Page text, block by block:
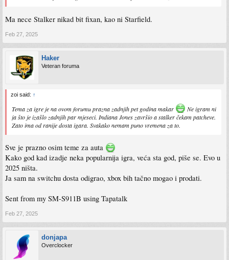
Ma nece Stalker nikad bit fixan, kao ni Starfield.
Feb 27, 2025
Haker
Veteran foruma
zoi said: ↑
Tema za igre je na ovom forumu prazna zadnjih pet godina makar
Ne igram ni
ja što je izašlo zadnjih par mjeseci. Indiana Jones završio a stalker čekam patcheve.
Zato ima od ranije dosta igara. Svakako nemam puno vremena za to.
Sve je prazno osim teme za auta
Kako god kad izadje neka popularnija igra, veća sta god, piše se. Evo u
2025 ništa.
Ja sam na switchu dosta odigrao, xbox bih tačno mogao i prodati.
Sent from my SM-S911B using Tapatalk
Feb 27, 2025
donjapa
Overclocker